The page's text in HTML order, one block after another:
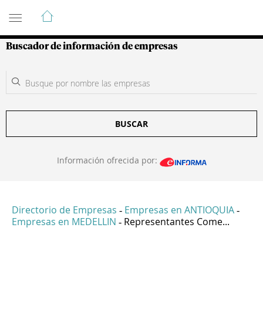
Guía de Empresas Colombianas
Buscador de información de empresas
BUSCAR
Información ofrecida por:
Directorio de Empresas - Empresas en ANTIOQUIA -
Empresas en MEDELLIN - Representantes Come...